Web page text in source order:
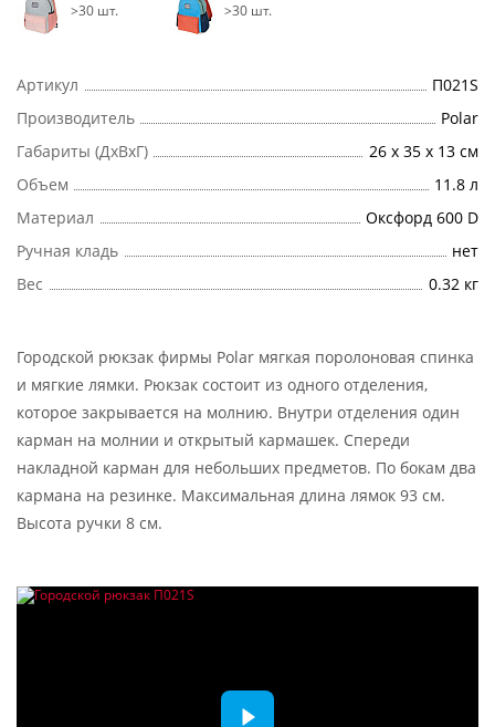
>30 шт. >30 шт.
Артикул
П021S
Производитель
Polar
Габариты (ДхВхГ)
26 х 35 х 13 см
Объем
11.8 л
Материал
Оксфорд 600 D
Ручная кладь
нет
Вес
0.32 кг
Городской рюкзак фирмы Polar мягкая поролоновая спинка
и мягкие лямки. Рюкзак состоит из одного отделения,
которое закрывается на молнию. Внутри отделения один
карман на молнии и открытый кармашек. Спереди
накладной карман для небольших предметов. По бокам два
кармана на резинке. Максимальная длина лямок 93 см.
Высота ручки 8 см.